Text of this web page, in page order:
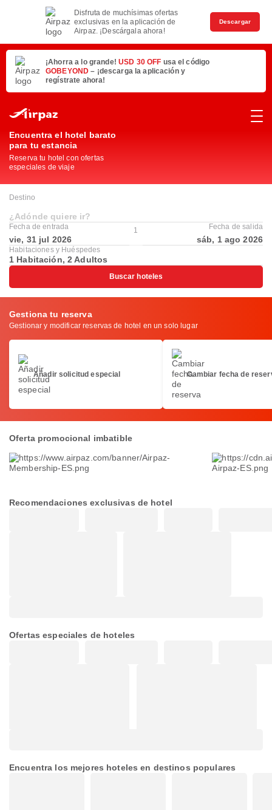
Disfruta de muchísimas ofertas
exclusivas en la aplicación de
Airpaz. ¡Descárgala ahora!
Descargar
¡Ahorra a lo grande! USD 30 OFF usa el código
GOBEYOND– ¡descarga la aplicación y
regístrate ahora!
Encuentra el hotel barato
para tu estancia
Reserva tu hotel con ofertas
especiales de viaje
Destino
¿Adónde quiere ir?
Fecha de entrada
vie, 31 jul 2026
1 Fecha de salida
sáb, 1 ago 2026
Habitaciones y Huéspedes
1 Habitación, 2 Adultos
Buscar hoteles
Gestiona tu reserva
Gestionar y modificar reservas de hotel en un solo lugar
Añadir solicitud especial Cambiar fecha de
Oferta promocional imbatible
Recomendaciones exclusivas de hotel
Ofertas especiales de hoteles
Encuentra los mejores hoteles en destinos populares